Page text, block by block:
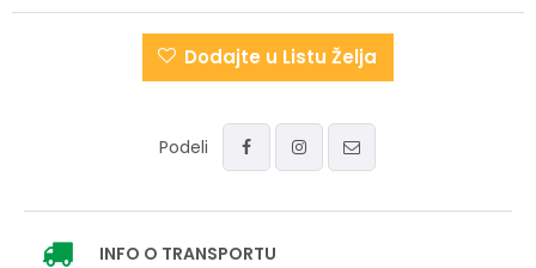
Dodajte u Listu Želja
Podeli
INFO O TRANSPORTU